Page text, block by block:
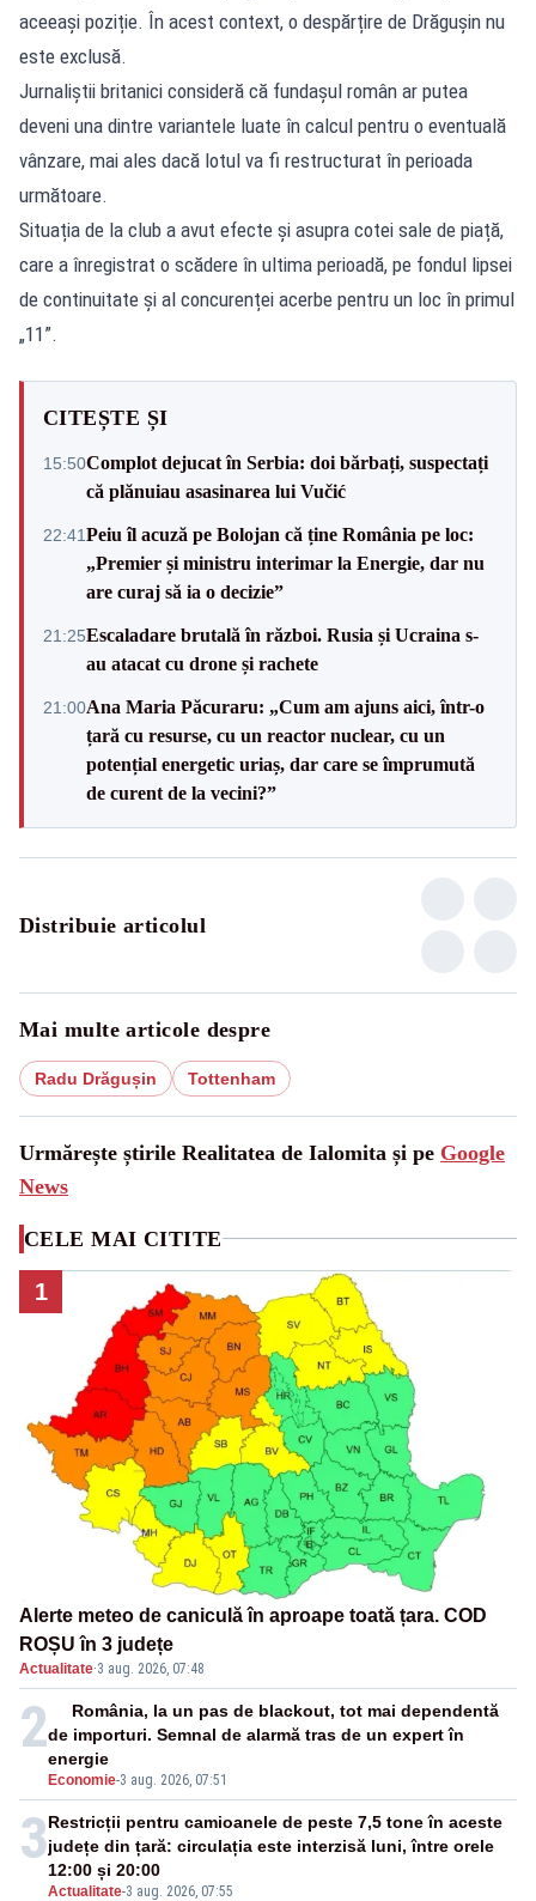
aceeași poziție. În acest context, o despărțire de Drăgușin nu
este exclusă.
Jurnaliștii britanici consideră că fundașul român ar putea
deveni una dintre variantele luate în calcul pentru o eventuală
vânzare, mai ales dacă lotul va fi restructurat în perioada
următoare.
Situația de la club a avut efecte și asupra cotei sale de piață,
care a înregistrat o scădere în ultima perioadă, pe fondul lipsei
de continuitate și al concurenței acerbe pentru un loc în primul
„11”.
CITEȘTE ȘI
15:50Complot dejucat în Serbia: doi bărbați, suspectați
că plănuiau asasinarea lui Vučić
22:41Peiu îl acuză pe Bolojan că ține România pe loc:
„Premier și ministru interimar la Energie, dar nu
are curaj să ia o decizie”
21:25Escaladare brutală în război. Rusia și Ucraina s-
au atacat cu drone și rachete
21:00Ana Maria Păcuraru: „Cum am ajuns aici, într-o
țară cu resurse, cu un reactor nuclear, cu un
potențial energetic uriaș, dar care se împrumută
de curent de la vecini?”
Distribuie articolul
Mai multe articole despre
Radu Drăgușin Tottenham
Urmărește știrile Realitatea de Ialomita și pe Google
News
CELE MAI CITITE
1
Alerte meteo de caniculă în aproape toată țara. COD
ROȘU în 3 județe
Actualitate·3 aug. 2026, 07:48
2
Economie-3 aug. 2026, 07:51
România, la un pas de blackout, tot mai dependentă
de importuri. Semnal de alarmă tras de un expert în
energie
3
Actualitate-3 aug. 2026, 07:55
Restricții pentru camioanele de peste 7,5 tone în aceste
județe din țară: circulația este interzisă luni, între orele
12:00 și 20:00